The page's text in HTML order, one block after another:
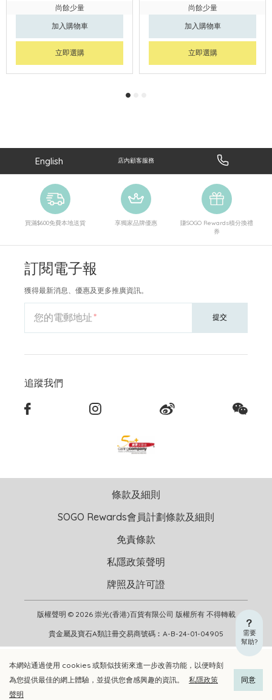
加入購物車 立即選購
尚餘少量
加入購物車
立即選購
尚餘少量
加入購物車
立即選購
本網站通過使用 cookies 或類似技術來進一步改善功能，以便時刻
為您提供最佳的網上體驗，並提供您會感興趣的資訊。
私隱政策
聲明
同意
需要
幫助?
English 店內顧客服務
買滿$600免費本地送貨 享獨家品牌優惠
賺SOGO Rewards積分換禮
券
訂閱電子報
獲得最新消息、優惠及更多推廣資訊。
您的電郵地址 提交
追蹤我們
版權聲明 © 2026 崇光(香港)百貨有限公司 版權所有 不得轉載
貴金屬及寶石A類註冊交易商號碼︰A-B-24-01-04905
條款及細則
SOGO Rewards會員計劃條款及細則
免責條款
私隱政策聲明
牌照及許可證